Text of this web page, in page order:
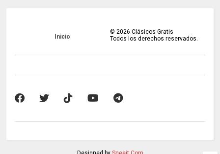
Inicio
© 2026 Clásicos Gratis
Todos los derechos reservados.